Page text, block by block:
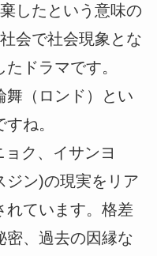
したという意味の
会で社会現象とな
ドラマです。
舞（ロンド）とい
ね。
ク、イサンヨ
ジン)の現実をリア
れています。格差
密、過去の因縁な